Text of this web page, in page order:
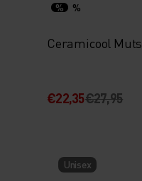
% %
Ceramicool Muts
€22,35€27,95
Unisex